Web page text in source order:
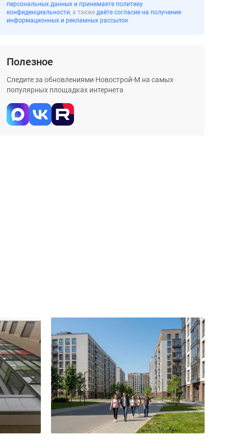
персональных данных и принимаете политику
конфиденциальности, а также даёте согласие на получение
информационных и рекламных рассылок
Полезное
Следите за обновлениями Новострой-М на самых
популярных площадках интернета